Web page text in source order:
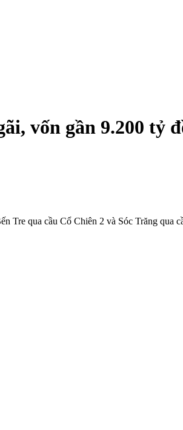
vốn gần 9.200 tỷ
Tre qua cầu Cổ Chiên 2 và Sóc Trăng qua